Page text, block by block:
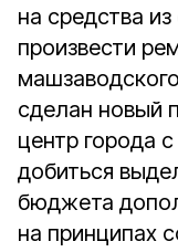
на средства
произвести
сделан новый
центр города
добиться
бюджета
на принципах